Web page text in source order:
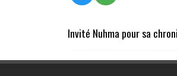
Invité Nuhma pour sa